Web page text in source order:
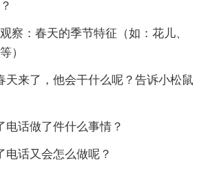
察：春天的季节特征（如：花儿、
）
天来了，他会干什么呢？告诉小松鼠
电话做了件什么事情？
电话又会怎么做呢？